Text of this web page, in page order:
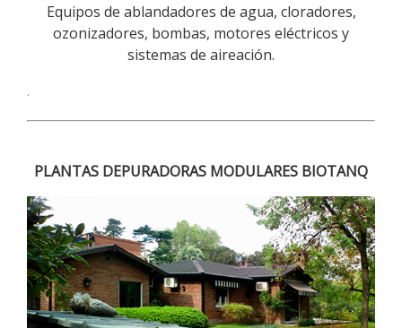
Equipos de ablandadores de agua, cloradores,
ozonizadores, bombas, motores eléctricos y
sistemas de aireación.
.
PLANTAS DEPURADORAS MODULARES BIOTANQ